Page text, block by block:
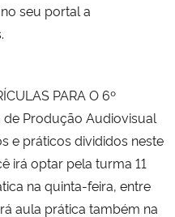
seu portal a
PARA O 6º
de Produção Audiovisual
e práticos divididos neste
irá optar pela turma 11
na quinta-feira, entre
aula prática também na